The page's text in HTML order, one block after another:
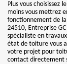
Plus vous
moins vous mettrez
fonctionnement de
24510, Entreprise
spécialiste en
état de toiture vous
votre projet pour
contact directement